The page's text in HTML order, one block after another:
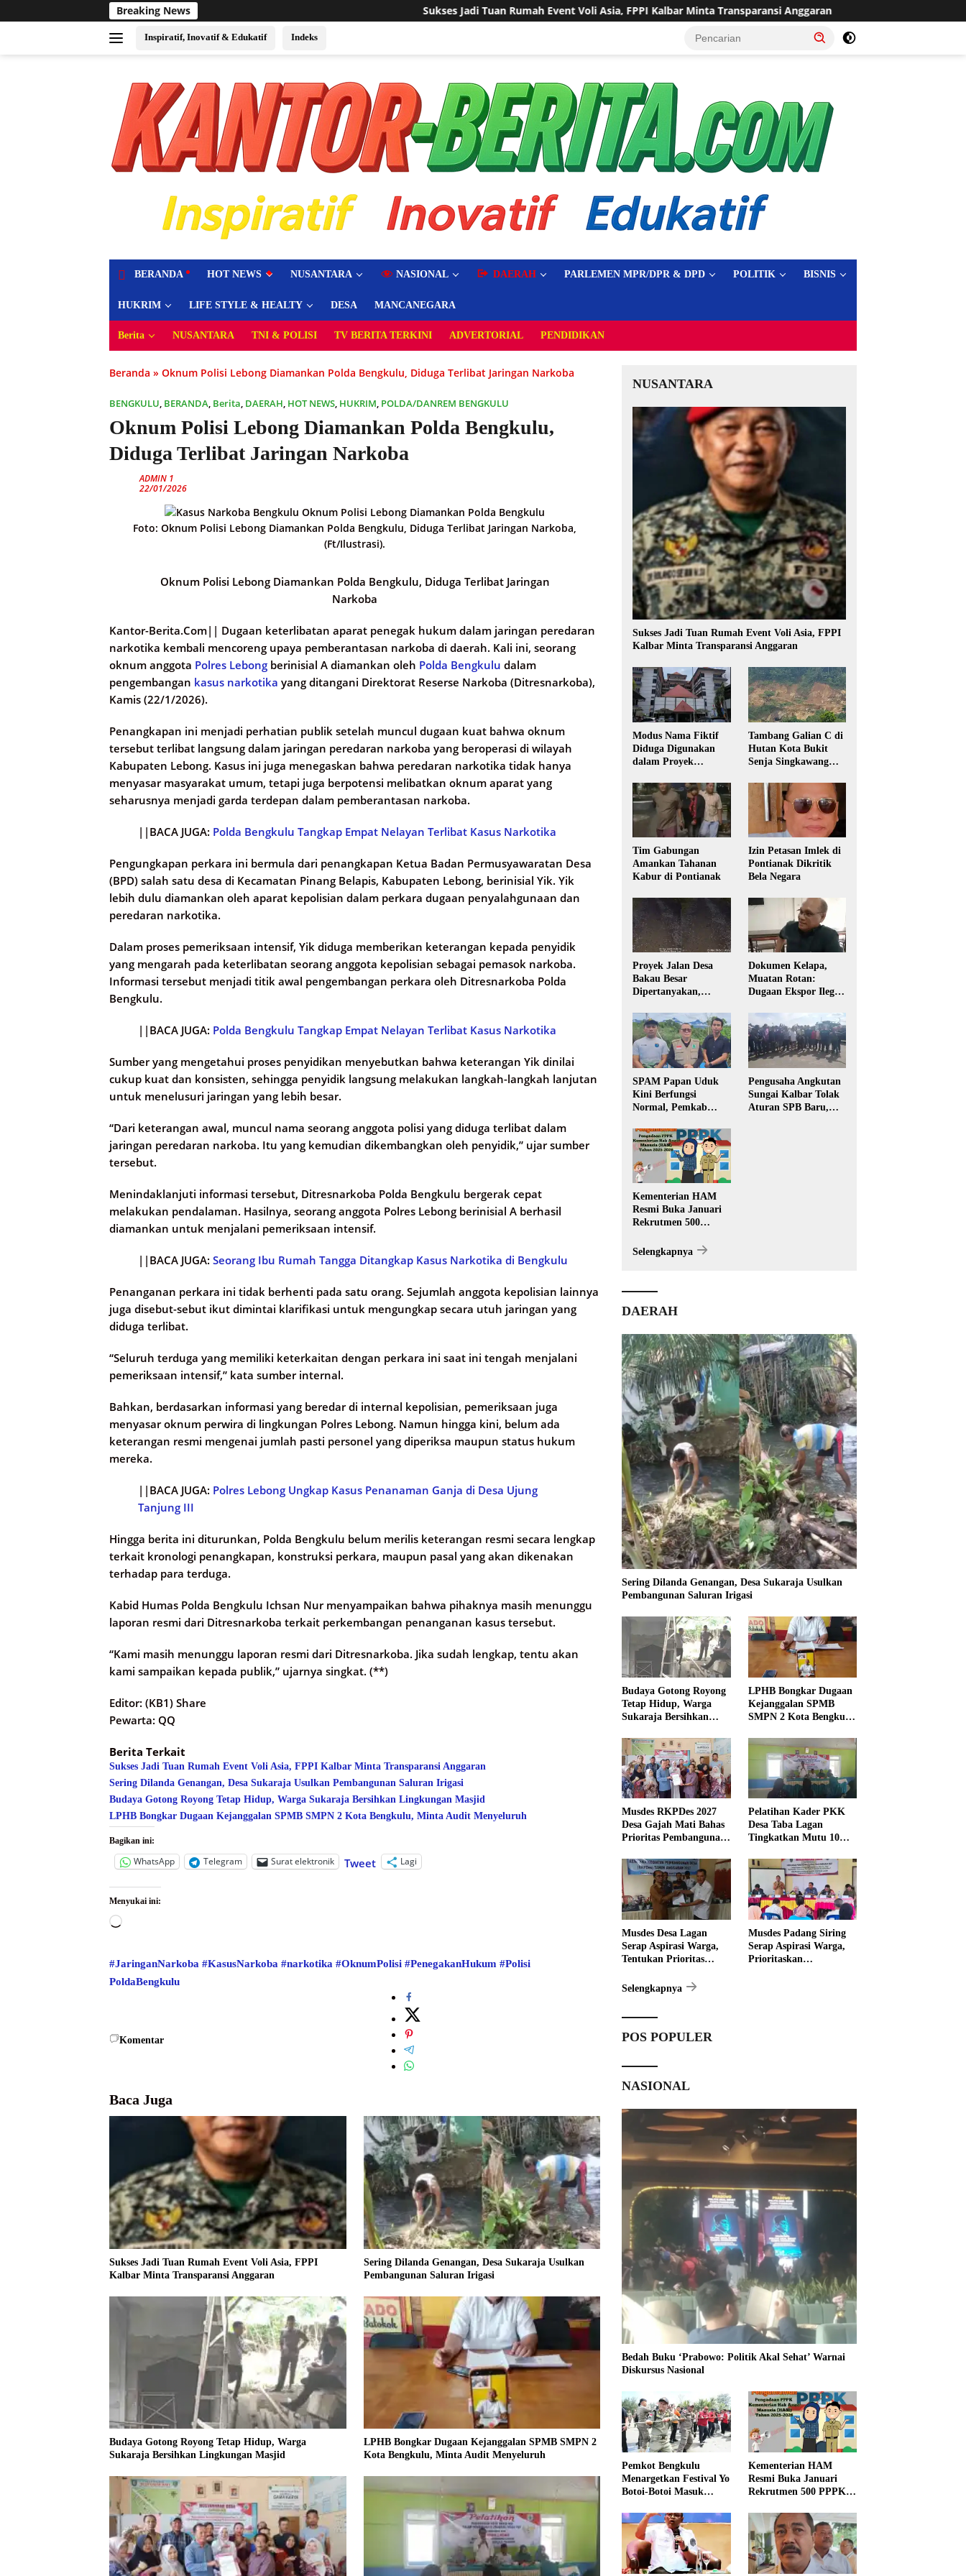
ke
Breaking News Sukses Jadi Tuan Rumah Event Voli Asia, FPPI Kalbar Minta Transparansi Anggaran Sering Dilanda Genangan, Desa Sukaraja
Inspiratif, Inovatif & Edukatif Indeks
BERANDA HOT NEWS NUSANTARA NASIONAL DAERAH PARLEMEN MPR/DPR & DPD POLITIK BISNIS
HUKRIM LIFE STYLE & HEALTY DESA MANCANEGARA
Berita NUSANTARA TNI & POLISI TV BERITA TERKINI ADVERTORIAL PENDIDIKAN
Beranda » Oknum Polisi Lebong Diamankan Polda Bengkulu, Diduga Terlibat Jaringan Narkoba
BENGKULU, BERANDA, Berita, DAERAH, HOT NEWS, HUKRIM, POLDA/DANREM BENGKULU
Oknum Polisi Lebong Diamankan Polda Bengkulu,
Diduga Terlibat Jaringan Narkoba
ADMIN 1
22/01/2026
Foto: Oknum Polisi Lebong Diamankan Polda Bengkulu, Diduga Terlibat Jaringan Narkoba,
(Ft/Ilustrasi).
Oknum Polisi Lebong Diamankan Polda Bengkulu, Diduga Terlibat Jaringan
Narkoba
Kantor-Berita.Com|| Dugaan keterlibatan aparat penegak hukum dalam jaringan peredaran
narkotika kembali mencoreng upaya pemberantasan narkoba di daerah. Kali ini, seorang
oknum anggota Polres Lebong berinisial A diamankan oleh Polda Bengkulu dalam
pengembangan kasus narkotika yang ditangani Direktorat Reserse Narkoba (Ditresnarkoba),
Kamis (22/1/2026).
Penangkapan ini menjadi perhatian publik setelah muncul dugaan kuat bahwa oknum
tersebut terlibat langsung dalam jaringan peredaran narkoba yang beroperasi di wilayah
Kabupaten Lebong. Kasus ini juga menegaskan bahwa peredaran narkotika tidak hanya
menyasar masyarakat umum, tetapi juga berpotensi melibatkan oknum aparat yang
seharusnya menjadi garda terdepan dalam pemberantasan narkoba.
||BACA JUGA: Polda Bengkulu Tangkap Empat Nelayan Terlibat Kasus Narkotika
Pengungkapan perkara ini bermula dari penangkapan Ketua Badan Permusyawaratan Desa
(BPD) salah satu desa di Kecamatan Pinang Belapis, Kabupaten Lebong, berinisial Yik. Yik
lebih dulu diamankan oleh aparat kepolisian dalam perkara dugaan penyalahgunaan dan
peredaran narkotika.
Dalam proses pemeriksaan intensif, Yik diduga memberikan keterangan kepada penyidik
yang mengarah pada keterlibatan seorang anggota kepolisian sebagai pemasok narkoba.
Informasi tersebut menjadi titik awal pengembangan perkara oleh Ditresnarkoba Polda
Bengkulu.
||BACA JUGA: Polda Bengkulu Tangkap Empat Nelayan Terlibat Kasus Narkotika
Sumber yang mengetahui proses penyidikan menyebutkan bahwa keterangan Yik dinilai
cukup kuat dan konsisten, sehingga penyidik langsung melakukan langkah-langkah lanjutan
untuk menelusuri jaringan yang lebih besar.
“Dari keterangan awal, muncul nama seorang anggota polisi yang diduga terlibat dalam
jaringan peredaran narkoba. Itu yang kemudian dikembangkan oleh penyidik,” ujar sumber
tersebut.
Menindaklanjuti informasi tersebut, Ditresnarkoba Polda Bengkulu bergerak cepat
melakukan pendalaman. Hasilnya, seorang anggota Polres Lebong berinisial A berhasil
diamankan untuk menjalani pemeriksaan intensif.
||BACA JUGA: Seorang Ibu Rumah Tangga Ditangkap Kasus Narkotika di Bengkulu
Penanganan perkara ini tidak berhenti pada satu orang. Sejumlah anggota kepolisian lainnya
juga disebut-sebut ikut dimintai klarifikasi untuk mengungkap secara utuh jaringan yang
diduga terlibat.
“Seluruh terduga yang memiliki keterkaitan dengan perkara ini saat ini tengah menjalani
pemeriksaan intensif,” kata sumber internal.
Bahkan, berdasarkan informasi yang beredar di internal kepolisian, pemeriksaan juga
menyasar oknum perwira di lingkungan Polres Lebong. Namun hingga kini, belum ada
keterangan resmi mengenai jumlah pasti personel yang diperiksa maupun status hukum
mereka.
||BACA JUGA: Polres Lebong Ungkap Kasus Penanaman Ganja di Desa Ujung
Tanjung III
Hingga berita ini diturunkan, Polda Bengkulu belum merilis keterangan resmi secara lengkap
terkait kronologi penangkapan, konstruksi perkara, maupun pasal yang akan dikenakan
terhadap para terduga.
Kabid Humas Polda Bengkulu Ichsan Nur menyampaikan bahwa pihaknya masih menunggu
laporan resmi dari Ditresnarkoba terkait perkembangan penanganan kasus tersebut.
“Kami masih menunggu laporan resmi dari Ditresnarkoba. Jika sudah lengkap, tentu akan
kami sampaikan kepada publik,” ujarnya singkat. (**)
Editor: (KB1) Share
Pewarta: QQ
Berita Terkait
Sukses Jadi Tuan Rumah Event Voli Asia, FPPI Kalbar Minta Transparansi Anggaran
Sering Dilanda Genangan, Desa Sukaraja Usulkan Pembangunan Saluran Irigasi
Budaya Gotong Royong Tetap Hidup, Warga Sukaraja Bersihkan Lingkungan Masjid
LPHB Bongkar Dugaan Kejanggalan SPMB SMPN 2 Kota Bengkulu, Minta Audit Menyeluruh
Bagikan ini:
WhatsApp Telegram Surat elektronik Tweet Lagi
Menyukai ini:
Memuat...
#JaringanNarkoba #KasusNarkoba #narkotika #OknumPolisi #PenegakanHukum #Polisi
PoldaBengkulu
Komentar
Baca Juga
Sukses Jadi Tuan Rumah Event Voli Asia, FPPI
Kalbar Minta Transparansi Anggaran
Sering Dilanda Genangan, Desa Sukaraja Usulkan
Pembangunan Saluran Irigasi
Budaya Gotong Royong Tetap Hidup, Warga
Sukaraja Bersihkan Lingkungan Masjid
LPHB Bongkar Dugaan Kejanggalan SPMB SMPN 2
Kota Bengkulu, Minta Audit Menyeluruh
NUSANTARA
Sukses Jadi Tuan Rumah Event Voli Asia, FPPI
Kalbar Minta Transparansi Anggaran
Modus Nama Fiktif
Diduga Digunakan
dalam Proyek
Tambang Galian C di
Hutan Kota Bukit
Senja Singkawang
Tim Gabungan
Amankan Tahanan
Kabur di Pontianak
Izin Petasan Imlek di
Pontianak Dikritik
Bela Negara
Proyek Jalan Desa
Bakau Besar
Dipertanyakan,
dan Transparansi
Pelaksanaan
Pembangunan
Dokumen Kelapa,
Muatan Rotan:
Dugaan Ekspor Ilegal
Publik Kalbar
SPAM Papan Uduk
Kini Berfungsi
Normal, Pemkab
Distribusi Air Bersih
Lancar ke Rumah
Warga
Pengusaha Angkutan
Sungai Kalbar Tolak
Aturan SPB Baru,
Kementerian HAM
Resmi Buka Januari
Rekrutmen 500
Jabatan
Selengkapnya
DAERAH
Sering Dilanda Genangan, Desa Sukaraja Usulkan
Pembangunan Saluran Irigasi
Budaya Gotong Royong
Tetap Hidup, Warga
Sukaraja Bersihkan
LPHB Bongkar Dugaan
Kejanggalan SPMB
SMPN 2 Kota Bengkulu,
Menyeluruh
Musdes RKPDes 2027
Desa Gajah Mati Bahas
Prioritas Pembangunan
Pelatihan Kader PKK
Desa Taba Lagan
Tingkatkan Mutu 10
Musdes Desa Lagan
Serap Aspirasi Warga,
Tentukan Prioritas
Musdes Padang Siring
Serap Aspirasi Warga,
Prioritaskan
Selengkapnya
POS POPULER
NASIONAL
Bedah Buku ‘Prabowo: Politik Akal Sehat’ Warnai
Diskursus Nasional
Pemkot Bengkulu
Menargetkan Festival Yo
Botoi-Botoi Masuk
Nasional
Kementerian HAM
Resmi Buka Januari
Rekrutmen 500 PPPK,